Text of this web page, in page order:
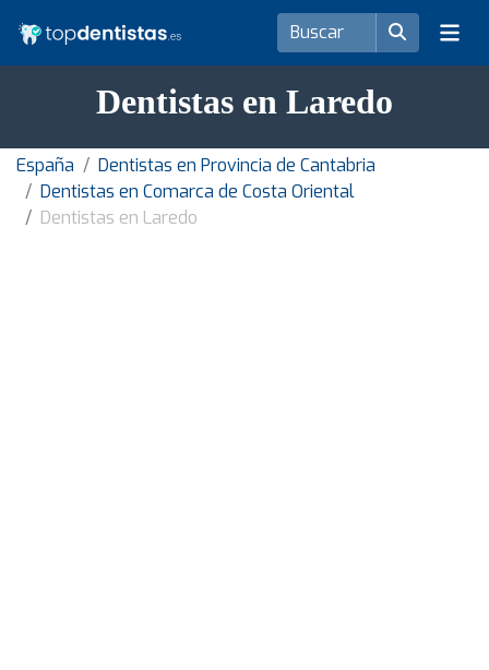
Dentistas en Laredo
España
Dentistas en Provincia de Cantabria
Dentistas en Comarca de Costa Oriental
Dentistas en Laredo